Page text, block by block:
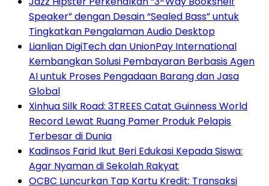
Speaker” dengan Desain “Sealed Bass” untuk
Tingkatkan Pengalaman Audio Desktop
Lianlian DigiTech dan UnionPay International
Kembangkan Solusi Pembayaran Berbasis Agen
AI untuk Proses Pengadaan Barang dan Jasa
Global
Xinhua Silk Road: 3TREES Catat Guinness World
Record Lewat Ruang Pamer Produk Pelapis
Terbesar di Dunia
Kadinsos Farid Ikut Beri Edukasi Kepada Siswa:
Agar Nyaman di Sekolah Rakyat
OCBC Luncurkan Tap Kartu Kredit: Transaksi